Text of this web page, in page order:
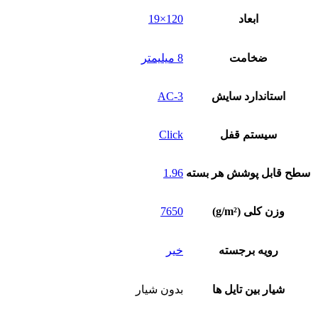
ابعاد 120×19
ضخامت 8 میلیمتر
استاندارد سایش AC-3
سیستم قفل Click
سطح قابل پوشش هر بسته 1.96
وزن کلی (g/m²) 7650
رویه برجسته خیر
شیار بین تایل ها بدون شیار